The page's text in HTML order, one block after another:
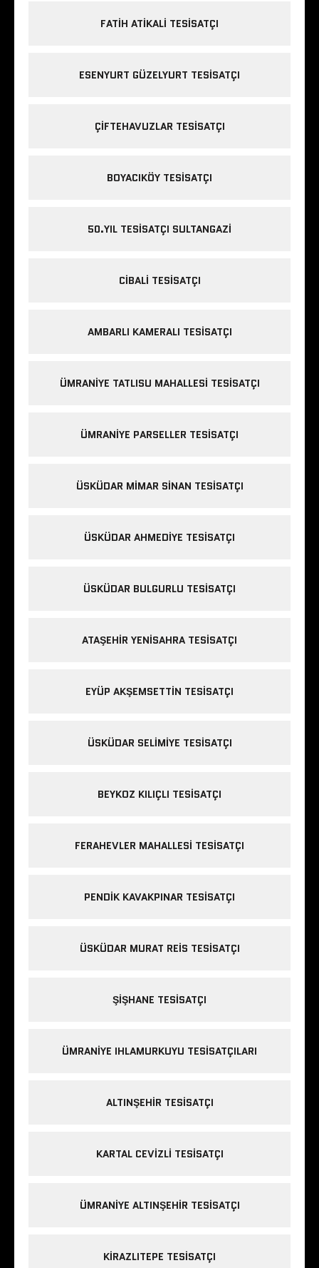
FATIH ATIKALI TESISATÇI
ESENYURT GÜZELYURT TESISATÇI
ÇIFTEHAVUZLAR TESISATÇI
BOYACIKÖY TESISATÇI
50.YIL TESISATÇI SULTANGAZI
CIBALI TESISATÇI
AMBARLI KAMERALI TESISATÇI
ÜMRANIYE TATLISU MAHALLESI TESISATÇI
ÜMRANIYE PARSELLER TESISATÇI
ÜSKÜDAR MIMAR SINAN TESISATÇI
ÜSKÜDAR AHMEDIYE TESISATÇI
ÜSKÜDAR BULGURLU TESISATÇI
ATAŞEHIR YENISAHRA TESISATÇI
EYÜP AKŞEMSETTIN TESISATÇI
ÜSKÜDAR SELIMIYE TESISATÇI
BEYKOZ KILIÇLI TESISATÇI
FERAHEVLER MAHALLESI TESISATÇI
PENDIK KAVAKPINAR TESISATÇI
ÜSKÜDAR MURAT REIS TESISATÇI
ŞIŞHANE TESISATÇI
ÜMRANIYE IHLAMURKUYU TESISATÇILARI
ALTINŞEHIR TESISATÇI
KARTAL CEVIZLI TESISATÇI
ÜMRANIYE ALTINŞEHIR TESISATÇI
KIRAZLITEPE TESISATÇI